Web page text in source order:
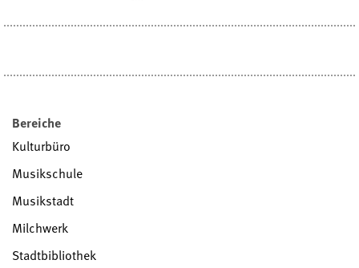
Bereiche
Kulturbüro
Musikschule
Musikstadt
Milchwerk
Stadtbibliothek